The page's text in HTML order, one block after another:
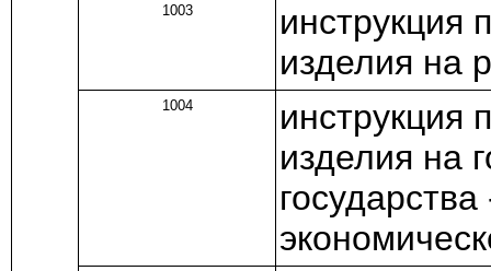
1003
инструкция
изделия на
1004
инструкция
изделия на